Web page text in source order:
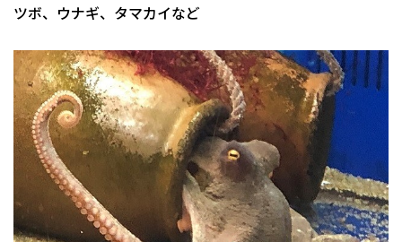
ツボ、ウナギ、タマカイなど